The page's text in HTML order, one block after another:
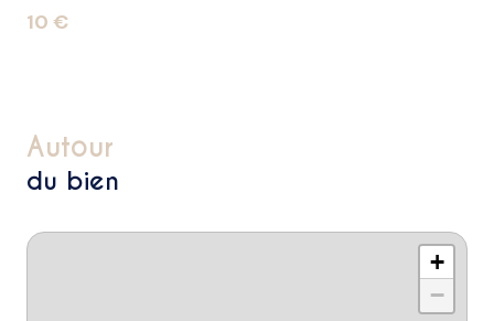
10 €
autour
du bien
+
−